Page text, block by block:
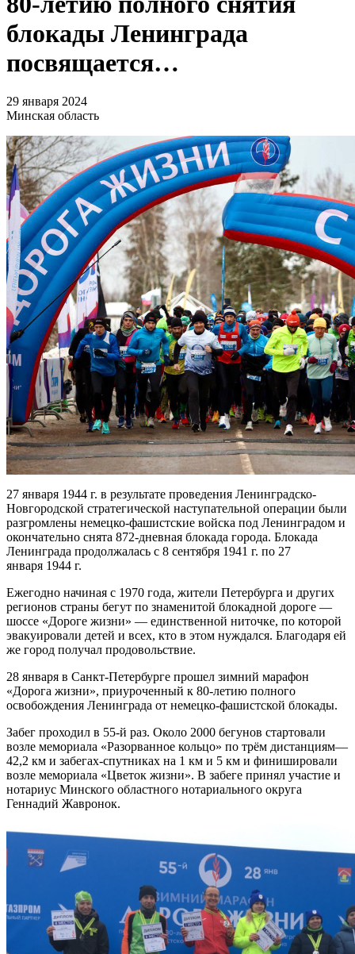
блокады Ленинграда
посвящается…
29 января 2024
Минская область
27 января 1944 г. в результате проведения Ленинградско-
Новгородской стратегической наступательной операции были
разгромлены немецко-фашистские войска под Ленинградом и
окончательно снята 872-дневная блокада города. Блокада
Ленинграда продолжалась с 8 сентября 1941 г. по 27
января 1944 г.
Ежегодно начиная с 1970 года, жители Петербурга и других
регионов страны бегут по знаменитой блокадной дороге —
шоссе «Дороге жизни» — единственной ниточке, по которой
эвакуировали детей и всех, кто в этом нуждался. Благодаря ей
же город получал продовольствие.
28 января в Санкт-Петербурге прошел зимний марафон
«Дорога жизни», приуроченный к 80-летию полного
освобождения Ленинграда от немецко-фашистской блокады.
Забег проходил в 55-й раз. Около 2000 бегунов стартовали
возле мемориала «Разорванное кольцо» по трём дистанциям—
42,2 км и забегах-спутниках на 1 км и 5 км и финишировали
возле мемориала «Цветок жизни». В забеге принял участие и
нотариус Минского областного нотариального округа
Геннадий Жавронок.